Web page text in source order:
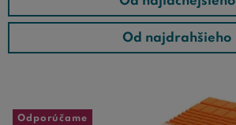
Od najdrahšieho
Odporúčame